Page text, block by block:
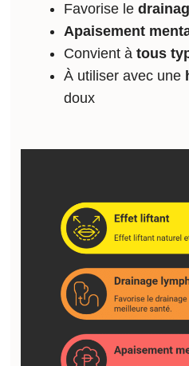
Favorise le
Apaisement
Convient à tous
À utiliser avec une
doux